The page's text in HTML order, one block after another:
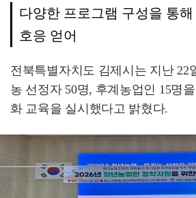
다양한 프로그램 구성을 통
호응 얻어
전북특별자치도 김제시는 지난 22
농 선정자 50명, 후계농업인 15명
화 교육을 실시했다고 밝혔다.